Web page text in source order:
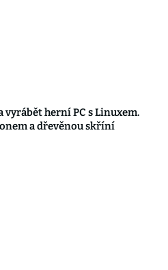
vyrábět herní PC s Linuxem.
a dřevěnou skříní